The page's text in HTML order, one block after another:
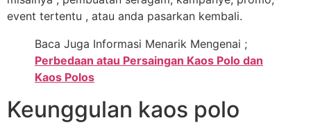
event tertentu , atau anda pasarkan kembali.
Baca Juga Informasi Menarik Mengenai ;
Perbedaan atau Persaingan Kaos Polo dan
Kaos Polos
Keunggulan kaos polo